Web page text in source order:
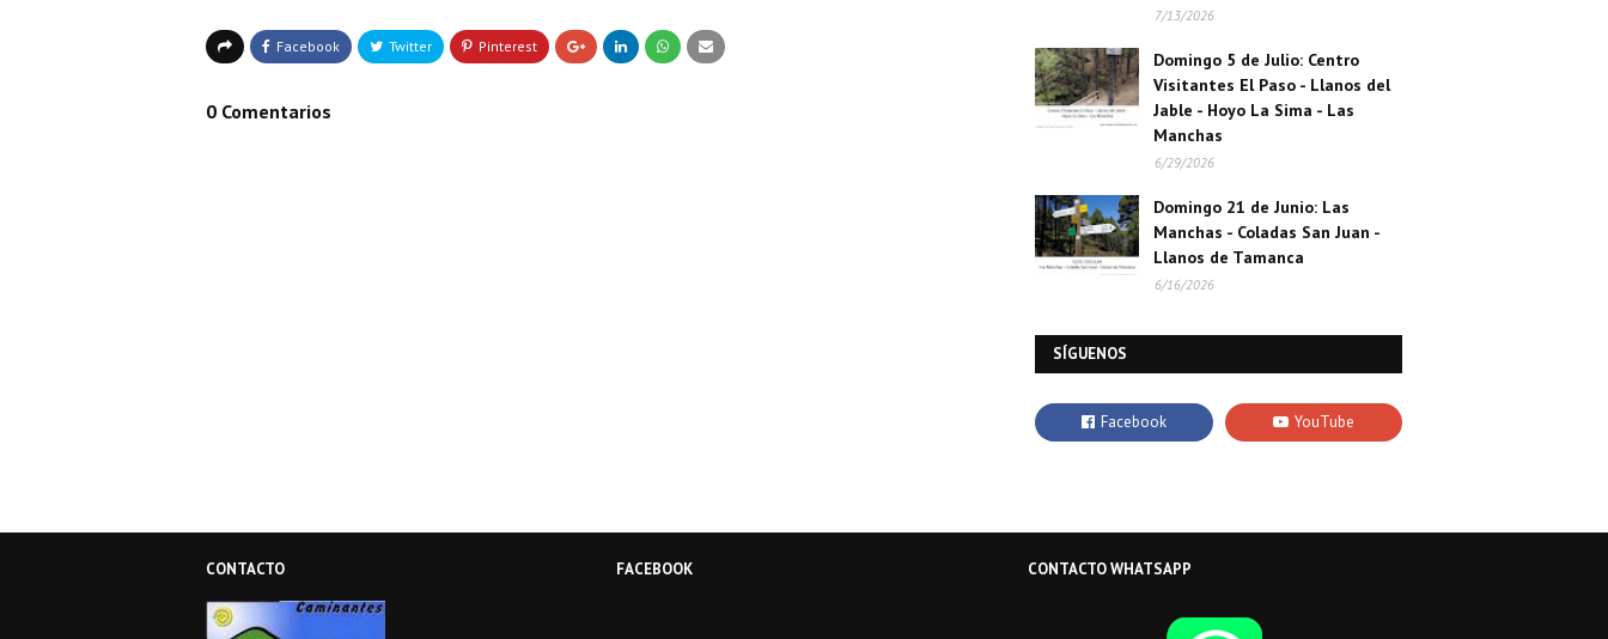
0 Comentarios
7/13/2026
Domingo 5 de Julio: Centro
Visitantes El Paso - Llanos del
Jable - Hoyo La Sima - Las
Manchas
6/29/2026
Domingo 21 de Junio: Las
Manchas - Coladas San Juan -
Llanos de Tamanca
6/16/2026
SÍGUENOS
CONTACTO FACEBOOK CONTACTO WHATSAPP